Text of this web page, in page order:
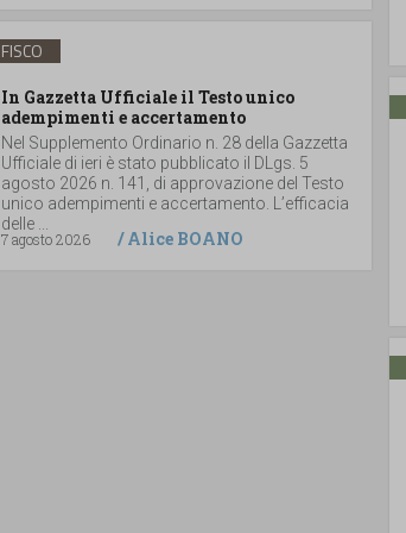
FISCO
In Gazzetta Ufficiale il Testo unico
adempimenti e accertamento
Nel Supplemento Ordinario n. 28 della Gazzetta
Ufficiale di ieri è stato pubblicato il DLgs. 5
agosto 2026 n. 141, di approvazione del Testo
unico adempimenti e accertamento. L’efficacia
delle ...
7 agosto 2026
/Alice BOANO